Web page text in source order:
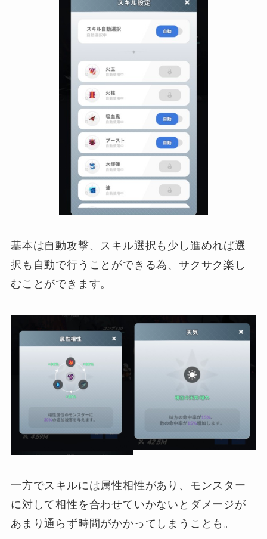
基本は自動攻撃、スキル選択も少し進めれば選
択も自動で行うことができる為、サクサク楽し
むことができます。
一方でスキルには属性相性があり、モンスター
に対して相性を合わせていかないとダメージが
あまり通らず時間がかかってしまうことも。